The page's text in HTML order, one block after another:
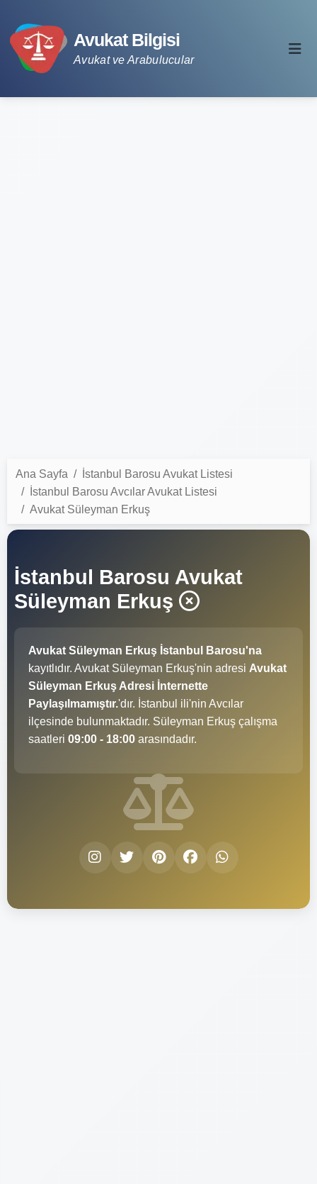
Avukat Bilgisi
Avukat ve Arabulucular
Ana Sayfa
İstanbul Barosu Avukat Listesi
İstanbul Barosu Avcılar Avukat Listesi
Avukat Süleyman Erkuş
İstanbul Barosu Avukat
Süleyman Erkuş
Avukat Süleyman Erkuş İstanbul Barosu'na
kayıtlıdır. Avukat Süleyman Erkuş'nin adresi Avukat
Süleyman Erkuş Adresi İnternette
Paylaşılmamıştır.'dır. İstanbul ili'nin Avcılar
ilçesinde bulunmaktadır. Süleyman Erkuş çalışma
saatleri 09:00 - 18:00 arasındadır.